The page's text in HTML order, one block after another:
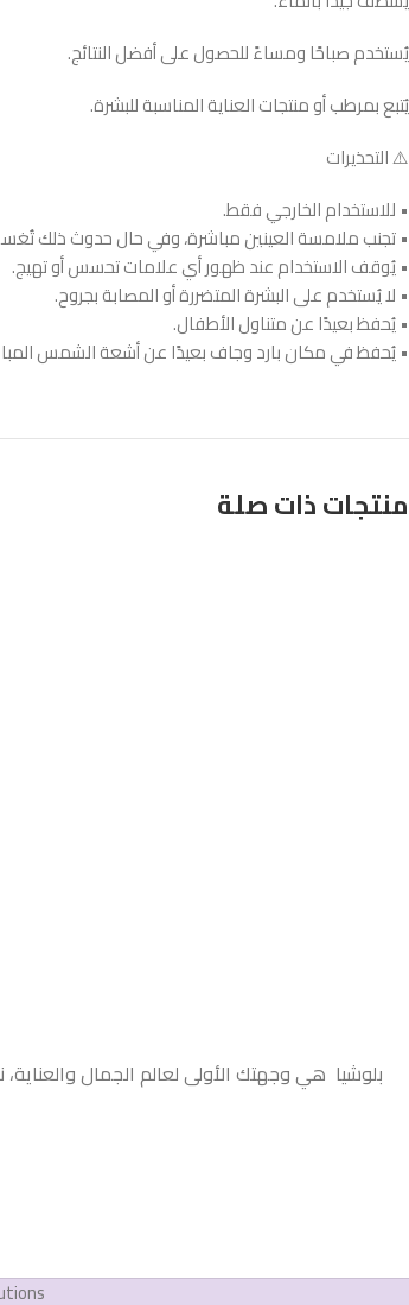
يُستخدم صباحًا ومساءً للحصول على أفضل النتائج.
يُتبع بمرطب أو منتجات العناية المناسبة للبشرة.
⚠️ التحذيرات
• للاستخدام الخارجي فقط.
• تجنب ملامسة العينين مباشرة، وفي حال حدوث ذلك تُغسل
• يُوقف الاستخدام عند ظهور أي علامات تحسس أو تهيج.
• لا يُستخدم على البشرة المتضررة أو المصابة بجروح.
• يُحفظ بعيدًا عن متناول الأطفال.
• يُحفظ في مكان بارد وجاف بعيدًا عن أشعة الشمس
منتجات ذات صلة
بلوشيا هي وجهتك الأولى لعالم الجمال